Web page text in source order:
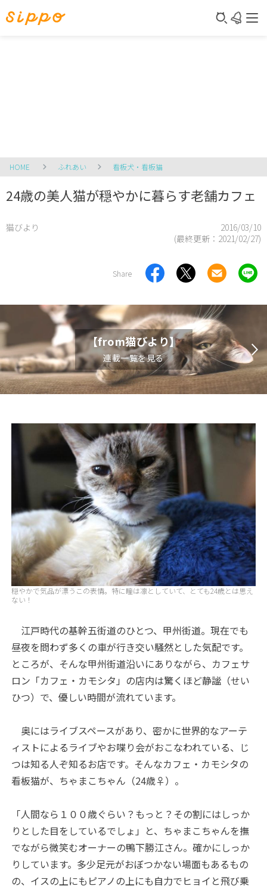
HOME ふれあい 看板犬・看板猫
24歳の美人猫が穏やかに暮らす老舗カフェ
猫びより
2016/03/10
(最終更新： 2021/02/27)
Share
【from猫びより】
連載一覧を見る
穏やかで気品が漂うこの表情。特に瞳は凛としていて、とても24歳とは思え
ない！
江戸時代の基幹五街道のひとつ、甲州街道。現在でも
昼夜を問わず多くの車が行き交い騒然とした気配です。
ところが、そんな甲州街道沿いにありながら、カフェサ
ロン「カフェ・カモシタ」の店内は驚くほど静謐（せい
ひつ）で、優しい時間が流れています。
奥にはライブスペースがあり、密かに世界的なアーテ
ィストによるライブやお喋り会がおこなわれている、じ
つは知る人ぞ知るお店です。そんなカフェ・カモシタの
看板猫が、ちゃまこちゃん（24歳♀）。
「人間なら１００歳ぐらい？もっと？その割にはしっか
りとした目をしているでしょ」と、ちゃまこちゃんを撫
でながら微笑むオーナーの鴨下勝江さん。確かにしっか
りしています。多少足元がおぼつかない場面もあるもの
の、イスの上にもピアノの上にも自力でヒョイと飛び乗